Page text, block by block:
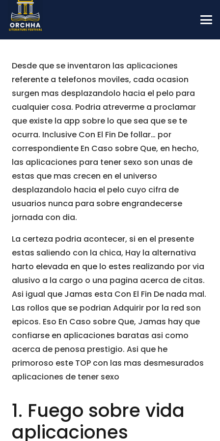
Desde que se inventaron las aplicaciones
referente a telefonos moviles, cada ocasion
surgen mas desplazandolo hacia el pelo para
cualquier cosa. Podria atreverme a proclamar
que existe la app sobre lo que sea que se te
ocurra. Inclusive Con El Fin De follar… por
correspondiente En Caso sobre Que, en hecho,
las aplicaciones para tener sexo son unas de
estas que mas crecen en el universo
desplazandolo hacia el pelo cuyo cifra de
usuarios nunca para sobre engrandecerse
jornada con dia.
La certeza podria acontecer, si en el presente
estas saliendo con la chica, Hay la alternativa
harto elevada en que lo estes realizando por via
alusivo a la cargo o una pagina acerca de citas.
Asi igual que Jamas esta Con El Fin De nada mal.
Las rollos que se podrian Adquirir por la red son
epicos. Eso En Caso sobre Que, Jamas hay que
confiarse en aplicaciones baratas asi como
acerca de penosa prestigio. Asi que he
primoroso este TOP con las mas desmesurados
aplicaciones de tener sexo
1. Fuego sobre vida
aplicaciones